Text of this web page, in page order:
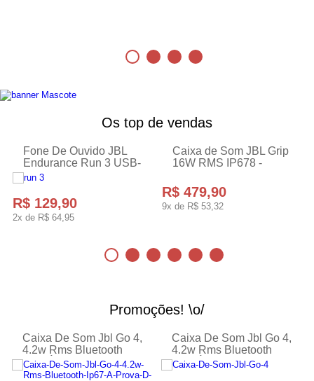
Caixa de Som JBL Boombox 3
Acabamos de tornar a nossa mais poderosa caixa
de som Bluetooth portátil ainda melhor. A silhueta
ousada atualização com uma alça de metal
resistente e partes em silicone, tampas laterais
duplas e tecido exclusivo à prova d'água e à prova
Os top de vendas
Fone De Ouvido JBL
Endurance Run 3 USB-
C - Preto
JBLENDURRUN3CBLKL
R$ 129,90
2x de R$ 64,95
Caixa de Som JBL Grip
16W RMS IP678 -
R$ 479,90
9x de R$ 53,32
Promoções! \o/
Caixa De Som Jbl Go 4,
4.2w Rms Bluetooth
Ip67 Á Prova D'água
Branca
Caixa De Som Jbl Go 4,
4.2w Rms Bluetooth
Ip67 Á Prova D'água
Preto